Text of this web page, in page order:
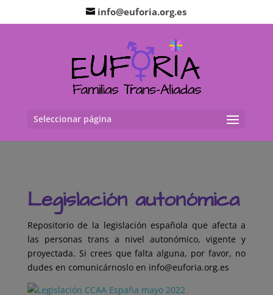
info@euforia.org.es
Seleccionar página
Legislación autonómica
Repositorio de la legislación española que afecta a
las personas trans a nivel autonómico, vigente y
proyectada. Si crees que falta alguna, por favor, no
dudes en comunicárnoslo en info@euforia.org.es